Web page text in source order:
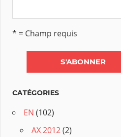
* = Champ requis
CATÉGORIES
EN (102)
AX 2012(2)